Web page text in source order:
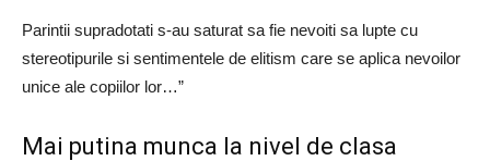
Parintii supradotati s-au saturat sa fie nevoiti sa lupte cu
stereotipurile si sentimentele de elitism care se aplica nevoilor
unice ale copiilor lor…”
Mai putina munca la nivel de clasa